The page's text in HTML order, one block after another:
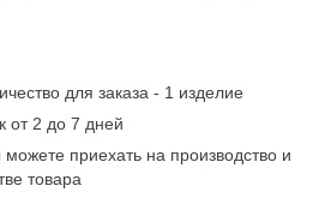
для заказа - 1 изделие
от 2 до 7 дней
приехать на производство и
товара